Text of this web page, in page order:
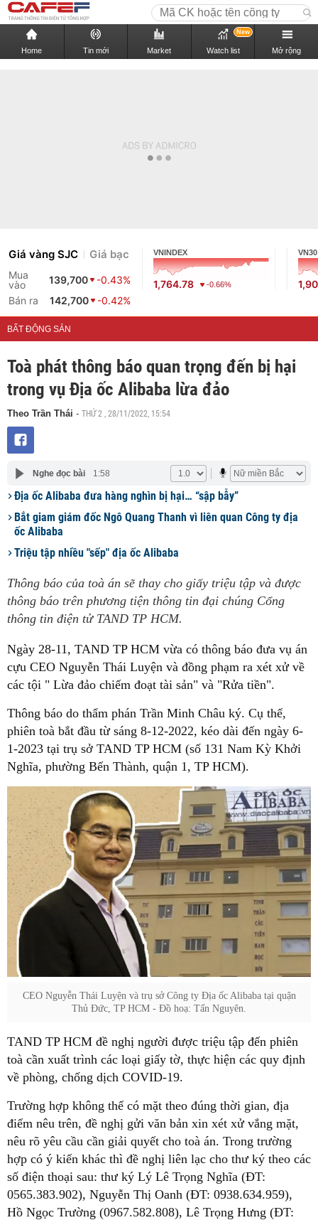
Home Tin mới Market Watch list
New
Mở rộng
Giá vàng SJC Giá bạc
Mua
vào
139,700
-0.43%
Bán ra
142,700 -0.42%
VNINDEX
1,764.78 -0.66%
VN30
BẤT ĐỘNG SẢN
Toà phát thông báo quan trọng đến bị hại
trong vụ Địa ốc Alibaba lừa đảo
Theo Trần Thái - THỨ 2 , 28/11/2022, 15:54
Nghe đọc bài 1:58
Địa ốc Alibaba đưa hàng nghìn bị hại… “sập bẫy”
Bắt giam giám đốc Ngô Quang Thanh vì liên quan Công ty địa
ốc Alibaba
Triệu tập nhiều "sếp" địa ốc Alibaba
Thông báo của toà án sẽ thay cho giấy triệu tập và được
thông báo trên phương tiện thông tin đại chúng Cổng
thông tin điện tử TAND TP HCM.
Ngày 28-11, TAND TP HCM vừa có thông báo đưa vụ án
cựu CEO Nguyễn Thái Luyện và đồng phạm ra xét xử về
các tội " Lừa đảo chiếm đoạt tài sản" và "Rửa tiền".
Thông báo do thẩm phán Trần Minh Châu ký. Cụ thể,
phiên toà bắt đầu từ sáng 8-12-2022, kéo dài đến ngày 6-
1-2023 tại trụ sở TAND TP HCM (số 131 Nam Kỳ Khởi
Nghĩa, phường Bến Thành, quận 1, TP HCM).
CEO Nguyễn Thái Luyện và trụ sở Công ty Địa ốc Alibaba tại quận
Thủ Đức, TP HCM - Đồ hoạ: Tấn Nguyên.
TAND TP HCM đề nghị người được triệu tập đến phiên
toà cần xuất trình các loại giấy tờ, thực hiện các quy định
về phòng, chống dịch COVID-19.
Trường hợp không thể có mặt theo đúng thời gian, địa
điểm nêu trên, đề nghị gửi văn bản xin xét xử vắng mặt,
nêu rõ yêu cầu cần giải quyết cho toà án. Trong trường
hợp có ý kiến khác thì đề nghị liên lạc cho thư ký theo các
số điện thoại sau: thư ký Lý Lê Trọng Nghĩa (ĐT:
0565.383.902), Nguyễn Thị Oanh (ĐT: 0938.634.959),
Hồ Ngọc Trường (0967.582.808), Lê Trọng Hưng (ĐT: